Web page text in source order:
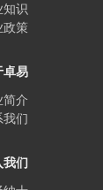
知识
政策
卓易
简介
我们
我们